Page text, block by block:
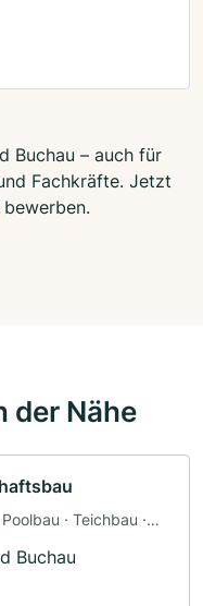
Buchau – auch für
Fachkräfte. Jetzt
der Nähe
· Teichbau ·
Buchau